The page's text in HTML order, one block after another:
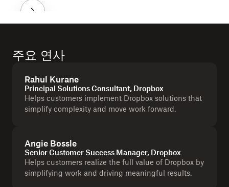
주요 연사
Rahul Kurane
Principal Solutions Consultant, Dropbox
Helps customers implement Dropbox solutions that
simplify complexity and move work forward.
Angie Bossle
Senior Customer Success Manager, Dropbox
Helps customers realize the full value of Dropbox by
simplifying work and driving meaningful results.